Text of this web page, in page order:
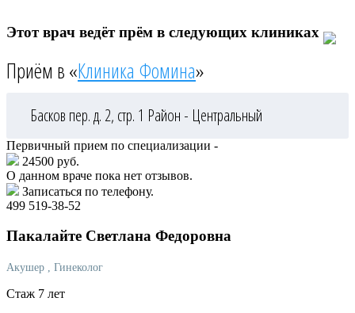
Этот врач ведёт прём в следующих клиниках
Приём в «Клиника Фомина»
Басков пер. д. 2, стр. 1 Район - Центральный
Первичный прием по специализации -
24500 руб.
О данном враче пока нет отзывов.
Записаться по телефону.
499 519-38-52
Пакалайте Светлана Федоровна
Акушер , Гинеколог
Стаж 7 лет